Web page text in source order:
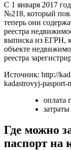
С 1 января 2017
№218, который
теперь они
реестра
выписка из ЕГРН,
объекте
реестра
Источник: http://
kadastrovyj-pasport-
оплата
Где можно
паспорт на